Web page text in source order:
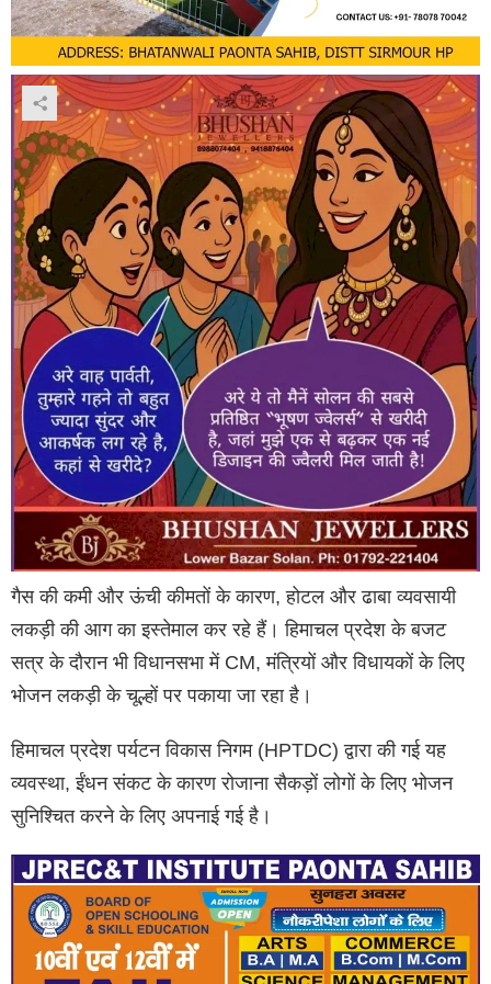
गैस की कमी और ऊंची कीमतों के कारण, होटल और ढाबा व्यवसायी
लकड़ी की आग का इस्तेमाल कर रहे हैं। हिमाचल प्रदेश के बजट
सत्र के दौरान भी विधानसभा में CM, मंत्रियों और विधायकों के लिए
भोजन लकड़ी के चूल्हों पर पकाया जा रहा है।
हिमाचल प्रदेश पर्यटन विकास निगम (HPTDC) द्वारा की गई यह
व्यवस्था, ईंधन संकट के कारण रोजाना सैकड़ों लोगों के लिए भोजन
सुनिश्चित करने के लिए अपनाई गई है।